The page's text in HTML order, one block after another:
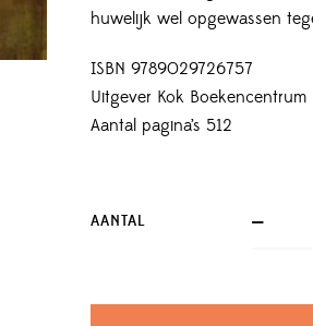
huwelijk wel opgewassen
ISBN 9789029726757
Uitgever Kok Boekencentrum
Aantal pagina’s 512
AANTAL